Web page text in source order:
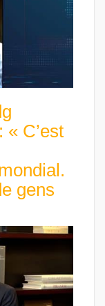
C’est
gens